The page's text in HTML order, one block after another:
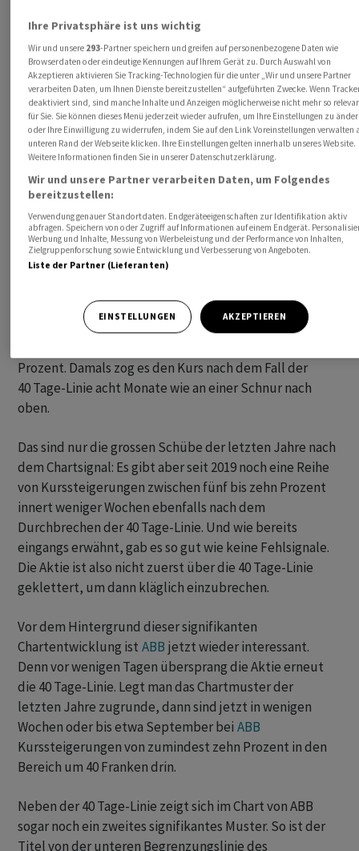
Ganz signifikant waren die Kursgewinne nach so einem
Chartszenario im Oktober 2022 und Anfang November
der 40er-Linie in kurzer Zeit sogar 20 Prozent nach oben.
Ende Dezember 2020 kam es sogar zu einem lange
Prozent. Damals zog es den Kurs nach dem Fall der
40 Tage-Linie acht Monate wie an einer Schnur nach
oben.
Das sind nur die grossen Schübe der letzten Jahre nach
dem Chartsignal: Es gibt aber seit 2019 noch eine Reihe
von Kurssteigerungen zwischen fünf bis zehn Prozent
innert weniger Wochen ebenfalls nach dem
Durchbrechen der 40 Tage-Linie. Und wie bereits
eingangs erwähnt, gab es so gut wie keine Fehlsignale.
Die Aktie ist also nicht zuerst über die 40 Tage-Linie
geklettert, um dann kläglich einzubrechen.
Vor dem Hintergrund dieser signifikanten
Chartentwicklung ist ABB jetzt wieder interessant.
Denn vor wenigen Tagen übersprang die Aktie erneut
die 40 Tage-Linie. Legt man das Chartmuster der
letzten Jahre zugrunde, dann sind jetzt in wenigen
Wochen oder bis etwa September bei ABB
Kurssteigerungen von zumindest zehn Prozent in den
Bereich um 40 Franken drin.
Neben der 40 Tage-Linie zeigt sich im Chart von ABB
sogar noch ein zweites signifikantes Muster. So ist der
Titel von der unteren Begrenzungslinie des
Ihre Privatsphäre ist uns wichtig
Wir und unsere 293-Partner speichern und greifen auf personenbezogene Daten wie
Browserdaten oder eindeutige Kennungen auf Ihrem Gerät zu. Durch Auswahl von
Akzeptieren aktivieren Sie Tracking-Technologien für die unter „Wir und unsere Partner
verarbeiten Daten, um Ihnen Dienste bereitzustellen“ aufgeführten Zwecke. Wenn
deaktiviert sind, sind manche Inhalte und Anzeigen möglicherweise nicht mehr so
für Sie. Sie können dieses Menü jederzeit wieder aufrufen, um Ihre Einstellungen zu
oder Ihre Einwilligung zu widerrufen, indem Sie auf den Link Voreinstellungen verwalten
unteren Rand der Webseite klicken. Ihre Einstellungen gelten innerhalb unseres Website.
Weitere Informationen finden Sie in unserer Datenschutzerklärung.
Wir und unsere Partner verarbeiten Daten, um Folgendes
bereitzustellen:
Verwendung genauer Standortdaten. Endgeräteeigenschaften zur Identifikation aktiv
abfragen. Speichern von oder Zugriff auf Informationen auf einem Endgerät.
Werbung und Inhalte, Messung von Werbeleistung und der Performance von Inhalten,
Zielgruppenforschung sowie Entwicklung und Verbesserung von Angeboten.
Liste der Partner (Lieferanten)
EINSTELLUNGEN AKZEPTIEREN